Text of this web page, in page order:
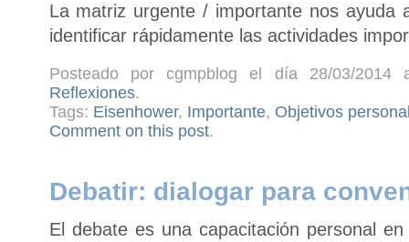
La matriz urgente / importante nos ayuda
identificar rápidamente las actividades
Posteado por cgmpblog el día 28/03/
Reflexiones.
Tags: Eisenhower, Importante, Objetivos
Comment on this post.
Debatir: dialogar para
El debate es una capacitación personal